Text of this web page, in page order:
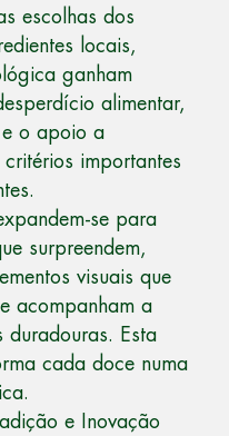
escolhas dos
locais,
ganham
alimentar,
e o apoio a
importantes
se para
surpreendem,
visuais que
acompanham a
duradouras. Esta
cada doce numa
e Inovação